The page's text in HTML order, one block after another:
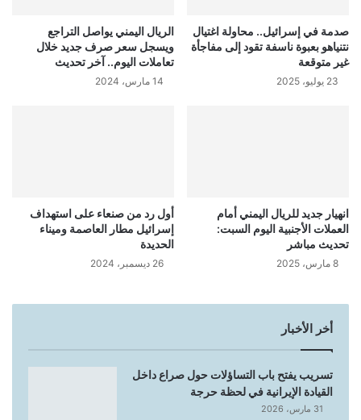
صدمة في إسرائيل.. محاولة اغتيال
نتنياهو بعبوة ناسفة تقود إلى مفاجأة
غير متوقعة
23 يوليو، 2025
الريال اليمني يواصل التراجع
ويسجل سعر صرف جديد خلال
تعاملات اليوم.. آخر تحديث
14 مارس، 2024
انهيار جديد للريال اليمني أمام
العملات الأجنبية اليوم السبت:
تحديث مباشر
8 مارس، 2025
أول رد من صنعاء على استهداف
إسرائيل مطار العاصمة وميناء
الحديدة
26 ديسمبر، 2024
أخر الأخبار
تسريب يفتح باب التساؤلات حول صراع داخل
القيادة الإيرانية في لحظة حرجة
31 مارس، 2026